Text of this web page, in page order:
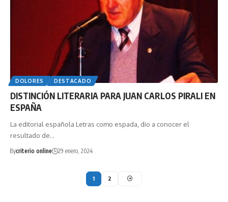
DOLORES DESTACADO
DISTINCIÓN LITERARIA PARA JUAN CARLOS PIRALI EN
ESPAÑA
La editorial española Letras como espada, dio a conocer el
resultado de…
Bycriterio online 29 enero, 2024
1 2